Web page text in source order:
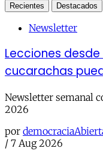
Recientes Destacados
Newsletter
Lecciones
cucarachas
Newsletter semanal
2026
por
/ 7 Aug 2026